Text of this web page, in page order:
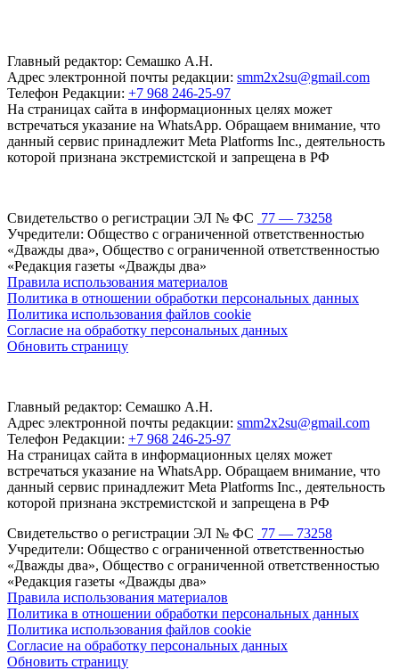
Главный редактор: Семашко А.Н.
Адрес электронной почты редакции: smm2x2su@gmail.com
Телефон Редакции: +7 968 246-25-97
На страницах сайта в информационных целях может
встречаться указание на WhatsApp. Обращаем внимание, что
данный сервис принадлежит Meta Platforms Inc., деятельность
которой признана экстремистской и запрещена в РФ
Свидетельство о регистрации ЭЛ № ФС 77 — 73258
Учредители: Общество с ограниченной ответственностью
«Дважды два», Общество с ограниченной ответственностью
«Редакция газеты «Дважды два»
Правила использования материалов
Политика в отношении обработки персональных данных
Политика использования файлов cookie
Согласие на обработку персональных данных
Обновить страницу
Главный редактор: Семашко А.Н.
Адрес электронной почты редакции: smm2x2su@gmail.com
Телефон Редакции: +7 968 246-25-97
На страницах сайта в информационных целях может
встречаться указание на WhatsApp. Обращаем внимание, что
данный сервис принадлежит Meta Platforms Inc., деятельность
которой признана экстремистской и запрещена в РФ
Свидетельство о регистрации ЭЛ № ФС 77 — 73258
Учредители: Общество с ограниченной ответственностью
«Дважды два», Общество с ограниченной ответственностью
«Редакция газеты «Дважды два»
Правила использования материалов
Политика в отношении обработки персональных данных
Политика использования файлов cookie
Согласие на обработку персональных данных
Обновить страницу